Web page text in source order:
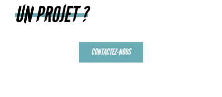
UN PROJET ?
CONTACTEZ-NOUS